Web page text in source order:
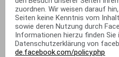
zuordnen. Wir weisen darauf
Seiten keine Kenntnis vom
sowie deren Nutzung durch
Informationen hierzu finden Sie
Datenschutzerklärung von
de.facebook.com/policy.php